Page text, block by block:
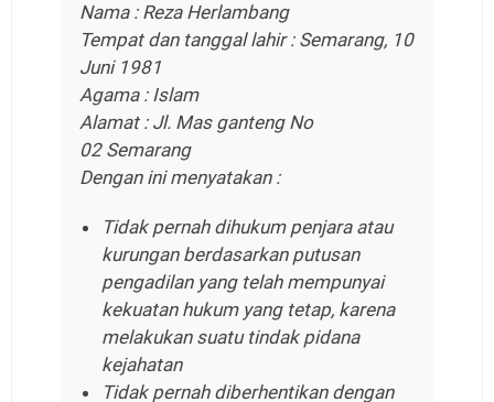
Nama : Reza Herlambang
Tempat dan tanggal lahir : Semarang, 10
Juni 1981
Agama : Islam
Alamat : Jl. Mas ganteng No
02 Semarang
Dengan ini menyatakan :
Tidak pernah dihukum penjara atau
kurungan berdasarkan putusan
pengadilan yang telah mempunyai
kekuatan hukum yang tetap, karena
melakukan suatu tindak pidana
kejahatan
Tidak pernah diberhentikan dengan